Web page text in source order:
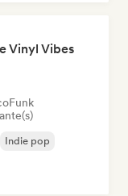
Vinyl Vibes
Funk
Indie pop